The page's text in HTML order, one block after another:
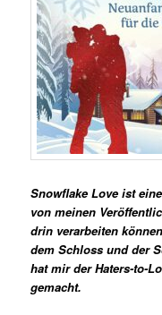
Snowflake Love ist
von meinen
drin verarbeiten
dem Schloss und der
hat mir der Haters-to-
gemacht.